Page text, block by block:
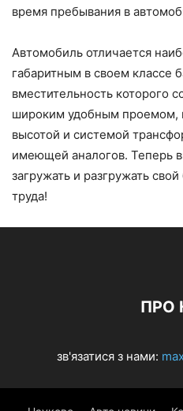
время пребывания в
Автомобиль отличается
габаритным в своем классе
вместительность которого
широким удобным проемом,
высотой и системой
имеющей аналогов. Теперь
загружать и разгружать
труда!
ПРО
зв'язатися з нами: